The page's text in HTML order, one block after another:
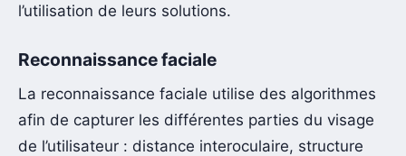
l’utilisation de leurs solutions.
Reconnaissance faciale
La reconnaissance faciale utilise des algorithmes
afin de capturer les différentes parties du visage
de l’utilisateur : distance interoculaire, structure